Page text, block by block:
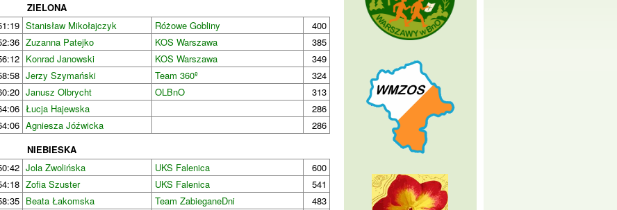
ZIELONA
Stanisław Mikołajczyk Różowe Gobliny
400
Zuzanna Patejko KOS Warszawa
385
Konrad Janowski KOS Warszawa
349
Jerzy Szymański Team 360º
324
Janusz Olbrycht OLBnO
313
Łucja Hajewska
286
Agniesza Jóźwicka
286
NIEBIESKA
Jola Zwolińska UKS Falenica
600
Zofia Szuster UKS Falenica
541
Beata Łakomska Team ZabieganeDni
483